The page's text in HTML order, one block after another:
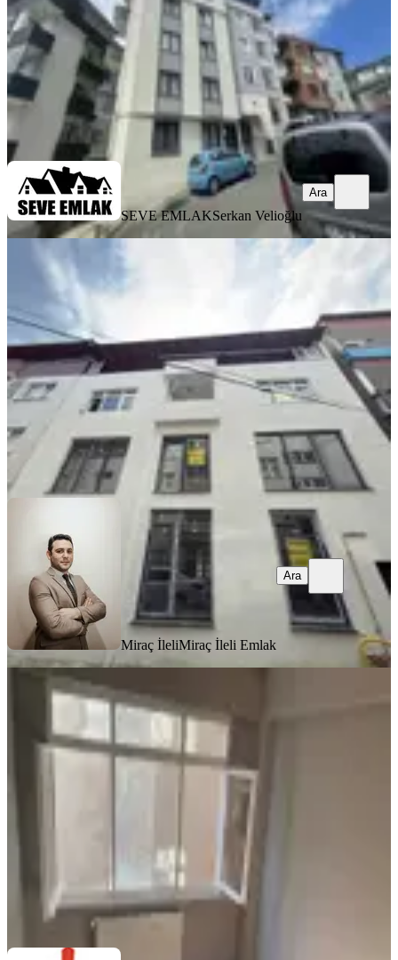
22.500 ₺
SEVE EMLAK Serkan Velioğlu
Ara
SEVE EMLAKSerkan Velioğlu
Ara
BALKONLU
Trabzonda Kiralık Daire
Ortahisar, 3 Nolu Erdoğdu Mahallesi
·04.07.2026
15.500 ₺
Miraç İleli Miraç İleli Emlak
Ara
Miraç İleliMiraç İleli Emlak
Ara
BALKONLU
Erdoğdu Cadde Üzeri Yapılı 2+1
Kiralık Daire
Ortahisar, 3 Nolu Erdoğdu Mahallesi
3. Kat·01.07.2026
ŞAH GROUP TRABZON Mehmet Hamarat